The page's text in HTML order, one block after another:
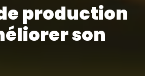
production
son